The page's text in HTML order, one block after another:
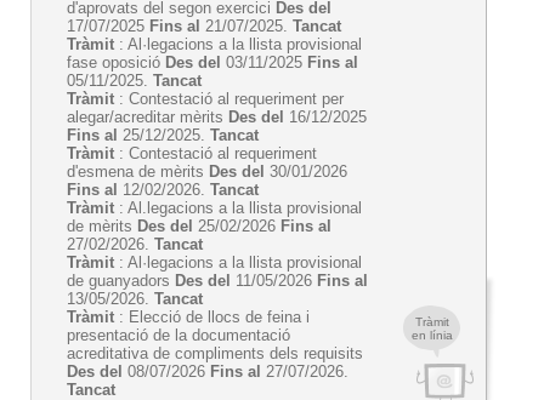
Tràmit
en línia
d'aprovats del segon exercici Des del
17/07/2025 Fins al 21/07/2025. Tancat
Tràmit : Al·legacions a la llista provisional
fase oposició Des del 03/11/2025 Fins al
05/11/2025. Tancat
Tràmit : Contestació al requeriment per
alegar/acreditar mèrits Des del 16/12/2025
Fins al 25/12/2025. Tancat
Tràmit : Contestació al requeriment
d'esmena de mèrits Des del 30/01/2026
Fins al 12/02/2026. Tancat
Tràmit : Al.legacions a la llista provisional
de mèrits Des del 25/02/2026 Fins al
27/02/2026. Tancat
Tràmit : Al·legacions a la llista provisional
de guanyadors Des del 11/05/2026 Fins al
13/05/2026. Tancat
Tràmit : Elecció de llocs de feina i
presentació de la documentació
acreditativa de compliments dels requisits
Des del 08/07/2026 Fins al 27/07/2026.
Tancat